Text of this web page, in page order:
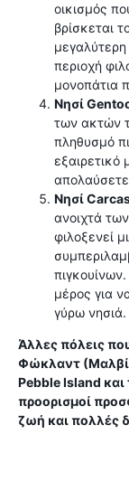
οικισμός
βρίσκεται
περιοχή
μονοπάτια
Νησί
των ακτών
πληθυσμό
εξαιρετικό
Νησί
ανοιχτά
φιλοξενεί
μέρος για
γύρω νησιά.
Άλλες πόλεις
Φώκλαντ
Pebble Island και
προορισμοί
​​ζωή και πολλές